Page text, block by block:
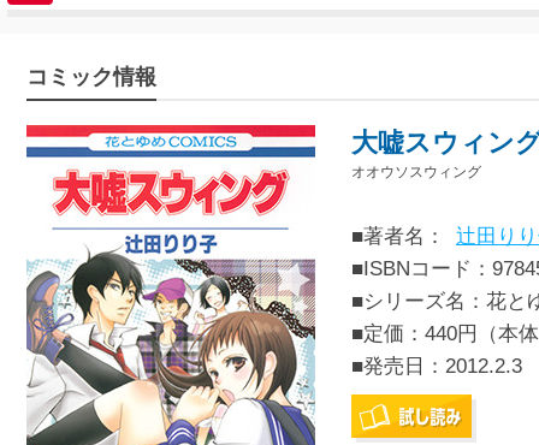
コミック情報
大嘘スウィン
オオウソスウィング
■著者名：
辻田り
■ISBNコード：
■シリーズ名：花と
■定価：440円（本
■発売日： 2012.2.3